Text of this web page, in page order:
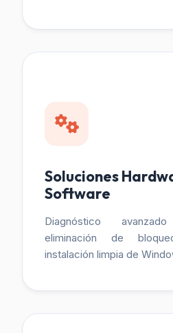
Soluciones
Software
Diagnóstico
eliminación de
instalación limpia de